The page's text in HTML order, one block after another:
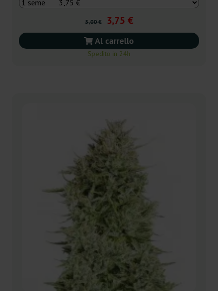
5,00 € 3,75 €
Al carrello
Spedito in 24h